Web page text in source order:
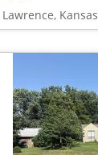
Lawrence, Kansas